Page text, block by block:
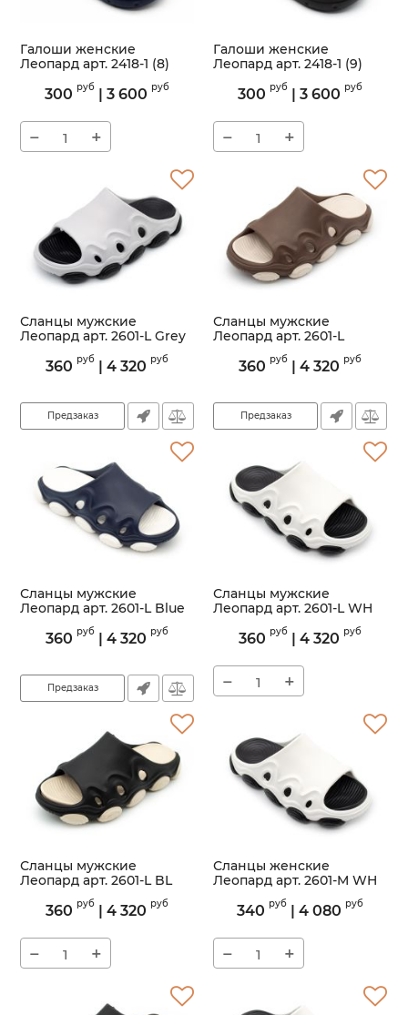
Галоши женские
Леопард арт. 2418-1 (8)
2418-1
300 руб | 3 600 руб
− +
Галоши женские
Леопард арт. 2418-1 (9)
2418-1
300 руб | 3 600 руб
− +
Сланцы мужские
Леопард арт. 2601-L Grey
2601-L
360 руб | 4 320 руб
Предзаказ
Сланцы мужские
Леопард арт. 2601-L
Артикул: 2601-L
360 руб | 4 320 руб
Предзаказ
Сланцы мужские
Леопард арт. 2601-L Blue
2601-L
360 руб | 4 320 руб
Предзаказ
Сланцы мужские
Леопард арт. 2601-L WH
2601-L
360 руб | 4 320 руб
− +
Сланцы мужские
Леопард арт. 2601-L BL
2601-L
360 руб | 4 320 руб
− +
Сланцы женские
Леопард арт. 2601-M WH
2601-M
340 руб | 4 080 руб
− +